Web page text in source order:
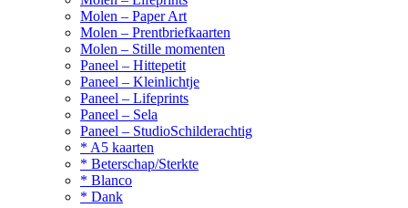
Molen – Paper Art
Molen – Prentbriefkaarten
Molen – Stille momenten
Paneel – Hittepetit
Paneel – Kleinlichtje
Paneel – Lifeprints
Paneel – Sela
Paneel – StudioSchilderachtig
* A5 kaarten
* Beterschap/Sterkte
* Blanco
* Dank